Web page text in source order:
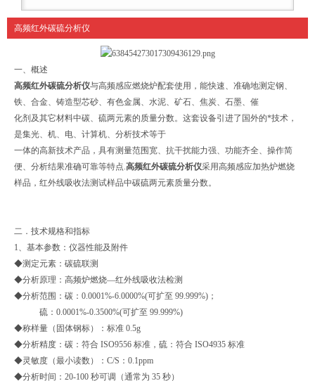
高频红外碳硫分析仪
一、概述
高频红外碳硫分析仪与高频感应燃烧炉配套使用，能快速、准确地测定钢、
铁、合金、铸造型芯砂、有色金属、水泥、矿石、焦炭、石墨、催
化剂及其它材料中碳、硫两元素的质量分数。这套设备引进了国外的*技术，
是集光、机、电、计算机、分析技术等于
一体的高新技术产品，具有测量范围宽、抗干扰能力强、功能齐全、操作简
便、分析结果准确可靠等特点. 高频红外碳硫分析仪采用高频感应加热炉燃烧
样品，红外线吸收法测试样品中碳硫两元素质量分数。
二．技术规格和指标
1、基本参数：仪器性能及附件
◆测定元素：碳硫联测
◆分析原理：高频炉燃烧—红外线吸收法检测
◆分析范围：碳：0.0001%-6.0000%(可扩至 99.999%)；
硫：0.0001%-0.3500%(可扩至 99.999%)
◆称样量（固体钢标）：标准 0.5g
◆分析精度：碳：符合 ISO9556 标准，硫：符合 ISO4935 标准
◆灵敏度（最小读数）：C/S：0.1ppm
◆分析时间：20-100 秒可调（通常为 35 秒）